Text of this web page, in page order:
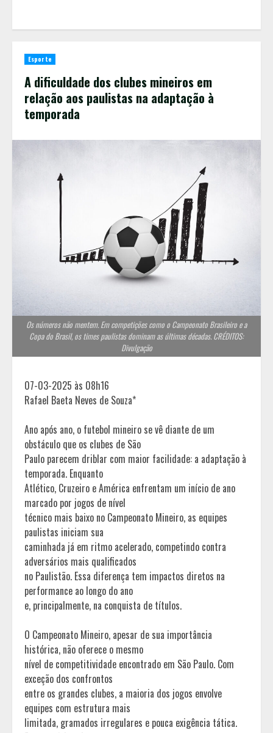
Esporte
A dificuldade dos clubes mineiros em
relação aos paulistas na adaptação à
temporada
Os números não mentem. Em competições como o Campeonato Brasileiro e a
Copa do Brasil, os times paulistas dominam as últimas décadas. CRÉDITOS:
Divulgação
07-03-2025 às 08h16
Rafael Baeta Neves de Souza*
Ano após ano, o futebol mineiro se vê diante de um
obstáculo que os clubes de São
Paulo parecem driblar com maior facilidade: a adaptação à
temporada. Enquanto
Atlético, Cruzeiro e América enfrentam um início de ano
marcado por jogos de nível
técnico mais baixo no Campeonato Mineiro, as equipes
paulistas iniciam sua
caminhada já em ritmo acelerado, competindo contra
adversários mais qualificados
no Paulistão. Essa diferença tem impactos diretos na
performance ao longo do ano
e, principalmente, na conquista de títulos.
O Campeonato Mineiro, apesar de sua importância
histórica, não oferece o mesmo
nível de competitividade encontrado em São Paulo. Com
exceção dos confrontos
entre os grandes clubes, a maioria dos jogos envolve
equipes com estrutura mais
limitada, gramados irregulares e pouca exigência tática.